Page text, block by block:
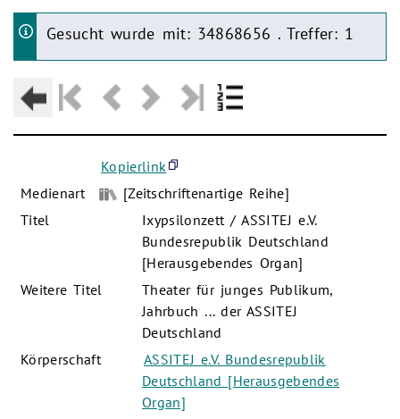
Gesucht wurde mit: 34868656 . Treffer: 1
Kopierlink
Medienart
[Zeitschriftenartige Reihe]
Titel
Ixypsilonzett / ASSITEJ e.V.
Bundesrepublik Deutschland
[Herausgebendes Organ]
Weitere Titel
Theater für junges Publikum,
Jahrbuch ... der ASSITEJ
Deutschland
Körperschaft
ASSITEJ e.V. Bundesrepublik
Deutschland [Herausgebendes
Organ]